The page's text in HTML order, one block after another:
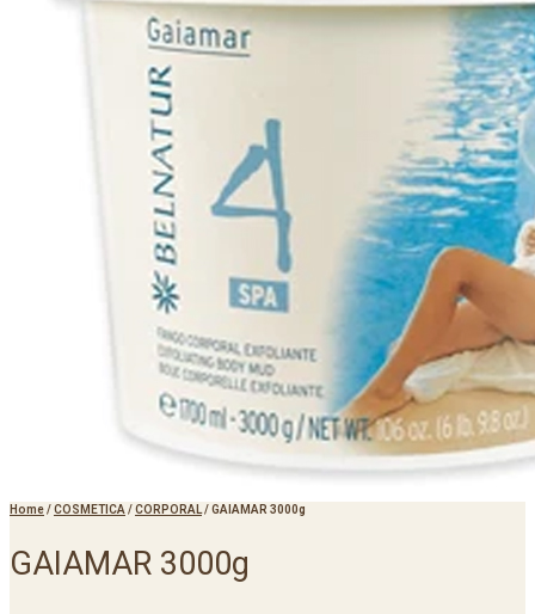
Home/COSMETICA /CORPORAL/GAIAMAR 3000g
GAIAMAR 3000g